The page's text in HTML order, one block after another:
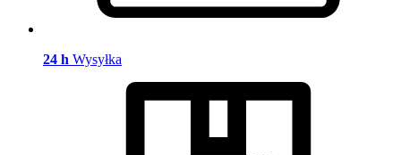
24 h Wysyłka